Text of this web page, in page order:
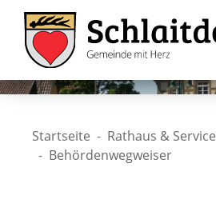
Startseite
Rathaus & Service
Behördenwegweiser